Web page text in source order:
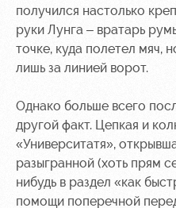
получился настолько
руки Лунга – вратарь
точке, куда полетел мяч,
лишь за линией ворот.
Однако больше всего
другой факт. Цепкая и
«Университатя»,
разыгранной (хоть прям
нибудь в раздел «как
помощи поперечной